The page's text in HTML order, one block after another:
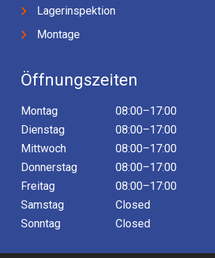
Lagerinspektion
Montage
Öffnungszeiten
Montag
Dienstag
Mittwoch
Donnerstag
Freitag
Samstag
Sonntag
08:00–17:00
08:00–17:00
08:00–17:00
08:00–17:00
08:00–17:00
Closed
Closed